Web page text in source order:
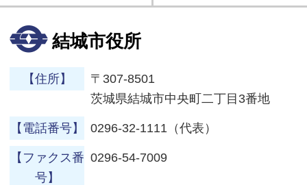
結城市役所
【住所】
〒307-8501
茨城県結城市中央町二丁目3番地
【電話番号】 0296-32-1111（代表）
【ファクス番
号】
0296-54-7009